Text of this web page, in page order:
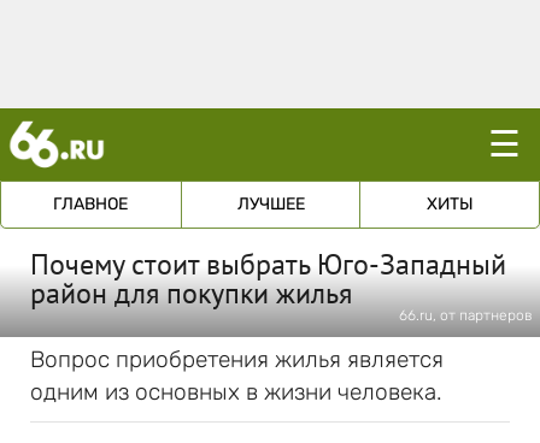
☰
ГЛАВНОЕ ЛУЧШЕЕ ХИТЫ
Почему стоит выбрать Юго-Западный
район для покупки жилья
66.ru, от партнеров
Вопрос приобретения жилья является
одним из основных в жизни человека.